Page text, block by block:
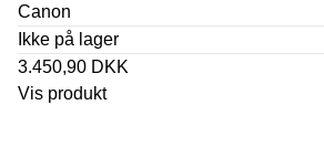
Canon
Ikke på lager
3.450,90 DKK
Vis produkt